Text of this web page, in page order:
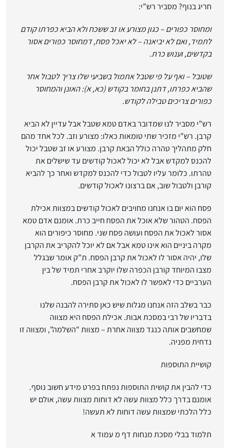
חריג בנוף? מסביר רש”י:
ומחוסר כפורים – כגון מצורע או זב ששכח ולא הביא כפרתו קודם
לתמיד, ואם לא יביאנה – לא יאכל פסח, דמחוסר כפורים אסור
בקדשים, וענוש כרת.
שטובל – ואף על פי שטבל אתמול בשביעי שלו צריך לטבול אחר
שהביא כפרתו, דתנן בחומר בקודש (כא, א): האונן והמחוסר
כפורים צריכים טבילה לקודש.
רש”י מסביר לנו שמדובר באדם טמא שטבל אבל עדיין לא הביא
קרבן. רש”י מזכיר שתי טומאות כאלו: מצורע וזב. לכל אחד מהם
חלק מתהליך טהרה כולל הבאת קרבן. מצורע או זב שטבל יכול
להכנס למקדש אבל לא יכול לאכול קודשים עד שישלים את
טהרתו. כלומר עליו לטבול כדי להכנס למקדש ואחר כך להביא
קורבן ולטבול שוב, אם ברצונו לאכול קודשים.
פסח הוא יום בו אנחנו מחויבים לאכול קודשים במצוות אכילת
הפסח. הטהור שלא אוכל את הפסח חייב כרת. אומנם אדם טמא
אסור לאכול את הפסח ועושה פסח שני. מחוסר כיפורים הוא
מקרה ביניים הוא אינו טמא אבל אם לא יוכל להקריב את הקרבן
שלו, יהיה אסור לו לאכול את קרבן הפסח. ת”ק אומר שבגלל
מצבו המיוחד קורבן הכפרה שלו יוקרב אחרי תמיד של בין
הערביים כדי לאפשר לו לאכול את קרבן הפסח.
כבר בשלב הזה אנחנו מגלות שיש כאן סתירה להבנה שלנו
בדבריו של רבי במסכת אבות. אכילת הפסח היא מצווה
שמחשבים אותה כנגד מצווה אחרת – מצוות "השלמה”, ומצווה זו
נדחית מפניה.
קושיית התוספות
כדי להבין את קושית התוספות נפתח בפרט מידע חשוב נוסף.
אומנם בדרך כלל מצוות עשה לא דוחות מצוות עשה, אולם יש
כלל הלכתי שמצוות עשה דוחות לא תעשה!
תלמוד בבלי מסכת מנחות דף מ עמוד א